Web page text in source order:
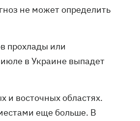
не может определить
прохлады или
в Украине выпадет
и восточных областях.
еще больше. В